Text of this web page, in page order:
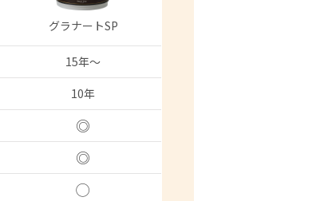
グラナートSP
15年〜
10年
◎
◎
◯